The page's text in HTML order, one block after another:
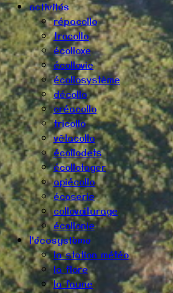
activités
répacollo
trocollo
écolloxe
écollovie
écollosystème
décollo
créacollo
tricollo
vêtacollo
écollodets
écollotager
apiécollo
écoserie
collovoiturage
écollonie
l'écosystème
la station météo
la flore
la faune